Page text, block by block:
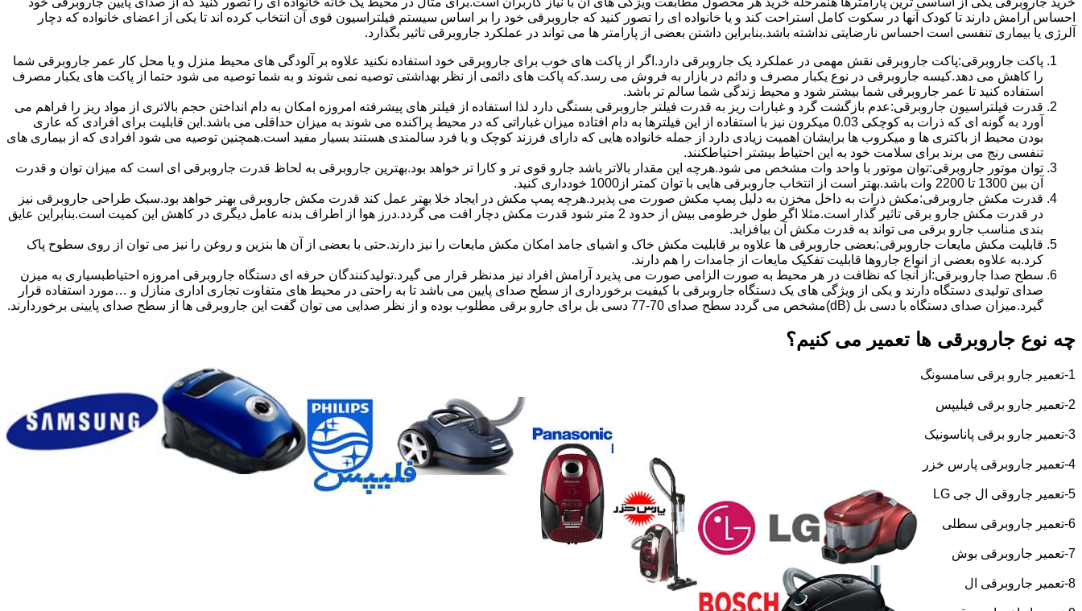
احساس آرامش دارند تا کودک آنها در سکوت کامل استراحت کند و یا خانواده ای را تصور کنید که جاروبرقی خود را بر اساس سیستم فیلتراسیون قوی آن انتخاب کرده اند تا یکی از اعضای خانواده که دچار
آلرژی یا بیماری تنفسی است احساس نارضایتی نداشته باشد.بنابراین داشتن بعضی از پارامتر ها می تواند در عملکرد جاروبرقی تاثیر بگذارد.
پاکت جاروبرقی:پاکت جاروبرقی نقش مهمی در عملکرد یک جاروبرقی دارد.اگر از پاکت های خوب برای جاروبرقی خود استفاده نکنید علاوه بر آلودگی های محیط منزل و یا محل کار عمر جاروبرقی شما
را کاهش می دهد.کیسه جاروبرقی در نوع یکبار مصرف و دائم در بازار به فروش می رسد.که پاکت های دائمی از نظر بهداشتی توصیه نمی شوند و به شما توصیه می شود حتما از پاکت های یکبار مصرف
استفاده کنید تا عمر جاروبرقی شما بیشتر شود و محیط زندگی شما سالم تر باشد.
قدرت فیلتراسیون جاروبرقی:عدم بازگشت گرد و غبارات ریز به قدرت فیلتر جاروبرقی بستگی دارد لذا استفاده از فیلتر های پیشرفته امروزه امکان به دام انداختن حجم بالاتری از مواد ریز را فراهم می
آورد به گونه ای که ذرات به کوچکی 0.03 میکرون نیز با استفاده از این فیلترها به دام افتاده میزان غباراتی که در محیط پراکنده می شوند به میزان حداقلی می باشد.این قابلیت برای افرادی که عاری
بودن محیط از باکتری ها و میکروب ها برایشان اهمیت زیادی دارد از جمله خانواده هایی که دارای فرزند کوچک و یا فرد سالمندی هستند بسیار مفید است.همچنین توصیه می شود افرادی که از بیماری های
تنفسی رنج می برند برای سلامت خود به این احتیاط بیشتر احتیاطکنند.
توان موتور جاروبرقی:توان موتور با واحد وات مشخص می شود.هرچه این مقدار بالاتر باشد جارو قوی تر و کارا تر خواهد بود.بهترین جاروبرقی به لحاظ قدرت جاروبرقی ای است که میزان توان و قدرت
آن بین 1300 تا 2200 وات باشد.بهتر است از انتخاب جاروبرقی هایی با توان کمتر از1000 خودداری کنید.
قدرت مکش جاروبرقی:مکش ذرات به داخل مخزن به دلیل پمپ مکش صورت می پذیرد.هرچه پمپ مکش در ایجاد خلا بهتر عمل کند قدرت مکش جاروبرقی بهتر خواهد بود.سبک طراحی جاروبرقی نیز
در قدرت مکش جارو برقی تاثیر گذار است.مثلا اگر طول خرطومی بیش از حدود 2 متر شود قدرت مکش دچار افت می گردد.درز هوا از اطراف بدنه عامل دیگری در کاهش این کمیت است.بنابراین عایق
بندی مناسب جارو برقی می تواند به قدرت مکش آن بیافزاید.
قابلیت مکش مایعات جاروبرقی:بعضی جاروبرقی ها علاوه بر قابلیت مکش خاک و اشیای جامد امکان مکش مایعات را نیز دارند.حتی با بعضی از آن ها بنزین و روغن را نیز می توان از روی سطوح پاک
کرد.به علاوه بعضی از انواع جاروها قابلیت تفکیک مایعات از جامدات را هم دارند.
سطح صدا جاروبرقی:از آنجا که نظافت در هر محیط به صورت الزامی صورت می پذیرد آرامش افراد نیز مدنظر قرار می گیرد.تولیدکنندگان حرفه ای دستگاه جاروبرقی امروزه احتیاطبسیاری به میزن
صدای تولیدی دستگاه دارند و یکی از ویژگی های یک دستگاه جاروبرقی با کیفیت برخورداری از سطح صدای پایین می باشد تا به راحتی در محیط های متفاوت تجاری اداری منازل و …مورد استفاده قرار
گیرد.میزان صدای دستگاه با دسی بل (dB)مشخص می گردد سطح صدای 70-77 دسی بل برای جارو برقی مطلوب بوده و از نظر صدایی می توان گفت این جاروبرقی ها از سطح صدای پایینی برخوردارند.
چه نوع جاروبرقی ها تعمیر می کنیم؟
1-تعمیر جارو برقی سامسونگ
2-تعمیر جارو برقی فیلیپس
3-تعمیر جارو برقی پاناسونیک
4-تعمیر جاروبرقی پارس خزر
5-تعمیر جاروقی ال جی LG
6-تعمیر جاروبرقی سطلی
7-تعمیر جاروبرقی بوش
8-تعمیر جاروبرقی ال